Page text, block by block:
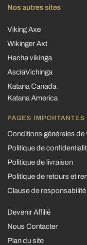
Nos autres sites
Viking Axe
Wikinger Axt
Hacha vikinga
AsciaVichinga
Katana Canada
Katana America
PAGES IMPORTANTES
Conditions générales de
Politique de
Politique de livraison
Politique de retours et
Clause de
Devenir Affilié
Nous Contacter
Plan du site